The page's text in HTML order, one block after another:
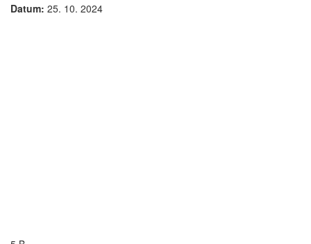
Datum: 25. 10. 2024